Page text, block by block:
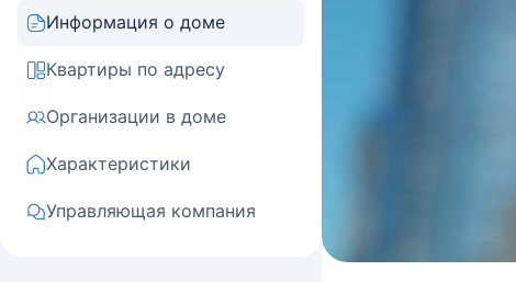
Информация о доме
Квартиры по адресу
Организации в доме
Характеристики
Управляющая компания